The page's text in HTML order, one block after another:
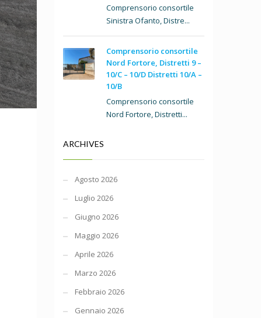
Comprensorio consortile
Sinistra Ofanto, Distre...
Comprensorio consortile
Nord Fortore, Distretti 9 –
10/C – 10/D Distretti 10/A –
10/B
Comprensorio consortile
Nord Fortore, Distretti...
ARCHIVES
Agosto 2026
Luglio 2026
Giugno 2026
Maggio 2026
Aprile 2026
Marzo 2026
Febbraio 2026
Gennaio 2026